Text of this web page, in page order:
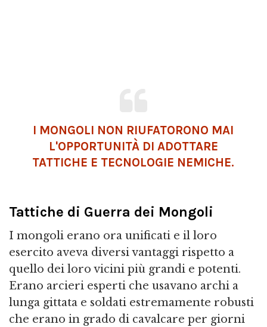
I MONGOLI NON RIUFATORONO MAI
L'OPPORTUNITÀ DI ADOTTARE
TATTICHE E TECNOLOGIE NEMICHE.
Tattiche di Guerra dei Mongoli
I mongoli erano ora unificati e il loro
esercito aveva diversi vantaggi rispetto a
quello dei loro vicini più grandi e potenti.
Erano arcieri esperti che usavano archi a
lunga gittata e soldati estremamente robusti
che erano in grado di cavalcare per giorni